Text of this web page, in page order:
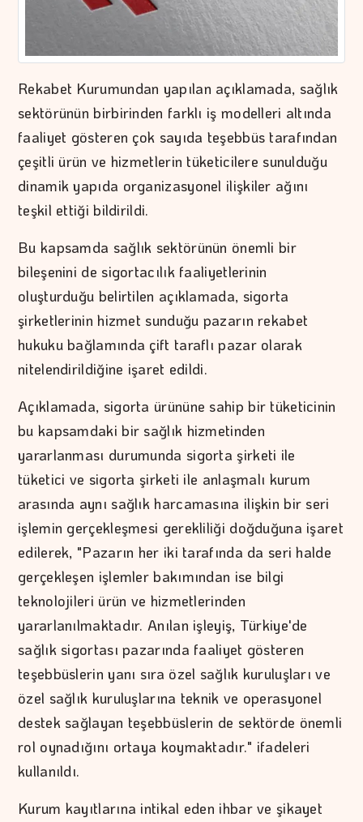
Rekabet Kurumundan yapılan açıklamada, sağlık
sektörünün birbirinden farklı iş modelleri altında
faaliyet gösteren çok sayıda teşebbüs tarafından
çeşitli ürün ve hizmetlerin tüketicilere sunulduğu
dinamik yapıda organizasyonel ilişkiler ağını
teşkil ettiği bildirildi.
Bu kapsamda sağlık sektörünün önemli bir
bileşenini de sigortacılık faaliyetlerinin
oluşturduğu belirtilen açıklamada, sigorta
şirketlerinin hizmet sunduğu pazarın rekabet
hukuku bağlamında çift taraflı pazar olarak
nitelendirildiğine işaret edildi.
Açıklamada, sigorta ürününe sahip bir tüketicinin
bu kapsamdaki bir sağlık hizmetinden
yararlanması durumunda sigorta şirketi ile
tüketici ve sigorta şirketi ile anlaşmalı kurum
arasında aynı sağlık harcamasına ilişkin bir seri
işlemin gerçekleşmesi gerekliliği doğduğuna işaret
edilerek, "Pazarın her iki tarafında da seri halde
gerçekleşen işlemler bakımından ise bilgi
teknolojileri ürün ve hizmetlerinden
yararlanılmaktadır. Anılan işleyiş, Türkiye'de
sağlık sigortası pazarında faaliyet gösteren
teşebbüslerin yanı sıra özel sağlık kuruluşları ve
özel sağlık kuruluşlarına teknik ve operasyonel
destek sağlayan teşebbüslerin de sektörde önemli
rol oynadığını ortaya koymaktadır." ifadeleri
kullanıldı.
Kurum kayıtlarına intikal eden ihbar ve şikayet